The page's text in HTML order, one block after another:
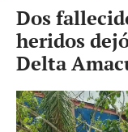
Dos
heridos
Delta